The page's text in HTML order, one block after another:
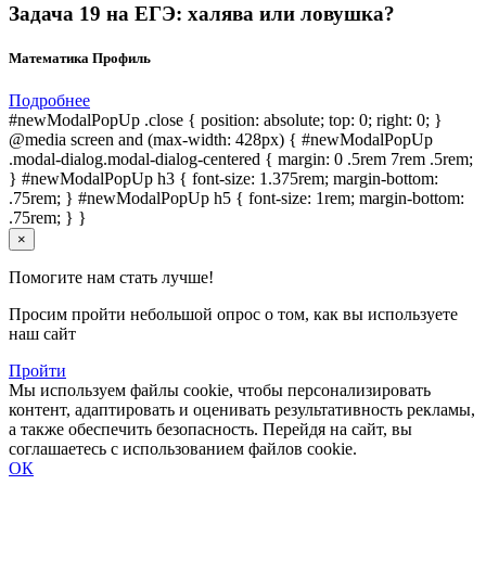
Задача 19 на ЕГЭ: халява или ловушка?
Математика Профиль
Подробнее
#newModalPopUp .close { position: absolute; top: 0; right: 0; }
@media screen and (max-width: 428px) { #newModalPopUp
.modal-dialog.modal-dialog-centered { margin: 0 .5rem 7rem .5rem;
} #newModalPopUp h3 { font-size: 1.375rem; margin-bottom:
.75rem; } #newModalPopUp h5 { font-size: 1rem; margin-bottom:
.75rem; } }
×
Помогите нам стать лучше!
Просим пройти небольшой опрос о том, как вы используете
наш сайт
Пройти
Мы используем файлы cookie, чтобы персонализировать
контент, адаптировать и оценивать результативность рекламы,
а также обеспечить безопасность. Перейдя на сайт, вы
соглашаетесь с использованием файлов cookie.
ОК